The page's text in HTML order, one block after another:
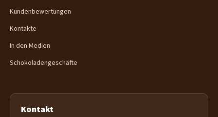
Kundenbewertungen
Kontakte
In den Medien
Schokoladengeschäfte
Kontakt